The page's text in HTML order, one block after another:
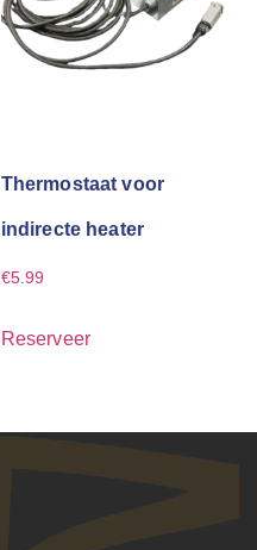
Thermostaat voor
indirecte heater
€5.99
Reserveer